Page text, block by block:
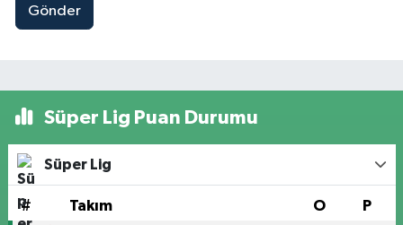
Gönder
Süper Lig Puan Durumu
Süper Lig
# Takım O P